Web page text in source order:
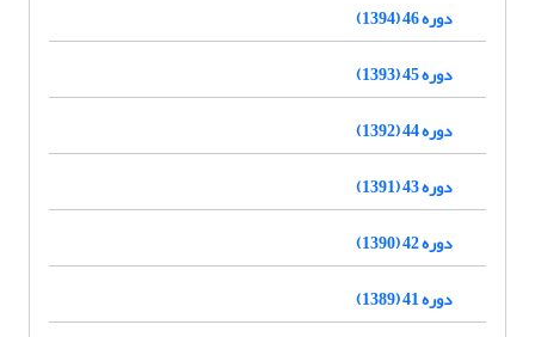
دوره 46 (1394)
دوره 45 (1393)
دوره 44 (1392)
دوره 43 (1391)
دوره 42 (1390)
دوره 41 (1389)